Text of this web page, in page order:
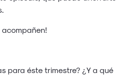
acompañen!
para éste trimestre? ¿Y a qué